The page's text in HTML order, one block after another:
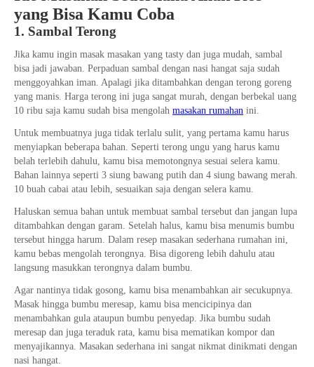
yang Bisa Kamu Coba
1. Sambal Terong
Jika kamu ingin masak masakan yang tasty dan juga mudah, sambal
bisa jadi jawaban. Perpaduan sambal dengan nasi hangat saja sudah
menggoyahkan iman. Apalagi jika ditambahkan dengan terong goreng
yang manis. Harga terong ini juga sangat murah, dengan berbekal uang
10 ribu saja kamu sudah bisa mengolah masakan rumahan ini.
Untuk membuatnya juga tidak terlalu sulit, yang pertama kamu harus
menyiapkan beberapa bahan. Seperti terong ungu yang harus kamu
belah terlebih dahulu, kamu bisa memotongnya sesuai selera kamu.
Bahan lainnya seperti 3 siung bawang putih dan 4 siung bawang merah.
10 buah cabai atau lebih, sesuaikan saja dengan selera kamu.
Haluskan semua bahan untuk membuat sambal tersebut dan jangan lupa
ditambahkan dengan garam. Setelah halus, kamu bisa menumis bumbu
tersebut hingga harum. Dalam resep masakan sederhana rumahan ini,
kamu bebas mengolah terongnya. Bisa digoreng lebih dahulu atau
langsung masukkan terongnya dalam bumbu.
Agar nantinya tidak gosong, kamu bisa menambahkan air secukupnya.
Masak hingga bumbu meresap, kamu bisa mencicipinya dan
menambahkan gula ataupun bumbu penyedap. Jika bumbu sudah
meresap dan juga teraduk rata, kamu bisa mematikan kompor dan
menyajikannya. Masakan sederhana ini sangat nikmat dinikmati dengan
nasi hangat.